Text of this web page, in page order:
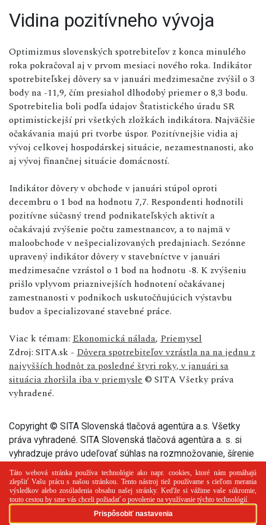
Vidina pozitívneho vývoja
Optimizmus slovenských spotrebiteľov z konca minulého
roka pokračoval aj v prvom mesiaci nového roka. Indikátor
spotrebiteľskej dôvery sa v januári medzimesačne zvýšil o 3
body na -11,9, čím presiahol dlhodobý priemer o 8,3 bodu.
Spotrebitelia boli podľa údajov Štatistického úradu SR
optimistickejší pri všetkých zložkách indikátora. Najväčšie
očakávania majú pri tvorbe úspor. Pozitívnejšie vidia aj
vývoj celkovej hospodárskej situácie, nezamestnanosti, ako
aj vývoj finančnej situácie domácností.
Indikátor dôvery v obchode v januári stúpol oproti
decembru o 1 bod na hodnotu 7,7. Respondenti hodnotili
pozitívne súčasný trend podnikateľských aktivít a
očakávajú zvýšenie počtu zamestnancov, a to najmä v
maloobchode v nešpecializovaných predajniach. Sezónne
upravený indikátor dôvery v stavebníctve v januári
medzimesačne vzrástol o 1 bod na hodnotu -8. K zvýšeniu
prišlo vplyvom priaznivejších hodnotení očakávanej
zamestnanosti v podnikoch uskutočňujúcich výstavbu
budov a špecializované stavebné práce.
Viac k témam: Ekonomická nálada, Priemysel
Zdroj: SITA.sk - Dôvera spotrebiteľov vzrástla na na jednu z
najvyšších hodnôt za posledné štyri roky, v januári sa
situácia zhoršila iba v priemysle © SITA Všetky práva
vyhradené.
Copyright © SITA Slovenská tlačová agentúra a.s. Všetky
práva vyhradené. SITA Slovenská tlačová agentúra a. s. si
vyhradzuje právo udeľovať súhlas na rozmnožovanie, šírenie